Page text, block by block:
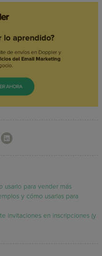
usarlo para vender más
y cómo usarlas para
invitaciones en inscripciones (y